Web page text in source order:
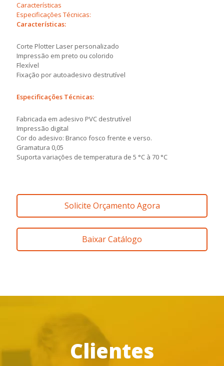
Características
Especificações Técnicas:
Características:
Corte Plotter Laser personalizado
Impressão em preto ou colorido
Flexível
Fixação por autoadesivo destrutível
Especificações Técnicas:
Fabricada em adesivo PVC destrutível
Impressão digital
Cor do adesivo: Branco fosco frente e verso.
Gramatura 0,05
Suporta variações de temperatura de 5 °C à 70 °C
Solicite Orçamento Agora
Baixar Catálogo
Clientes